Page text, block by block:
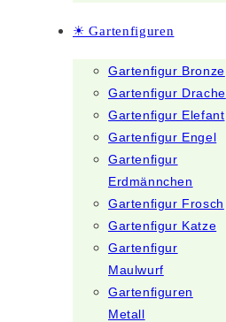
☀ Gartenfiguren
Gartenfigur Bronze
Gartenfigur Drache
Gartenfigur Elefant
Gartenfigur Engel
Gartenfigur
Erdmännchen
Gartenfigur Frosch
Gartenfigur Katze
Gartenfigur
Maulwurf
Gartenfiguren
Metall